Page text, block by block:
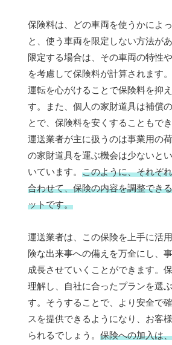
保険料は、どの車両を使うかによ
と、使う車両を限定しない方法が
限定する場合は、その車両の特性
を考慮して保険料が計算されます
運転を心がけることで保険料を抑
す。また、個人の家財道具は補償
とで、保険料を安くすることもで
運送業者が主に扱うのは事業用の
の家財道具を運ぶ機会は少ないと
いています。 このように、それぞ
合わせて、保険の内容を調整でき
ットです。
運送業者は、この保険を上手に活
険な出来事への備えを万全にし、
成長させていくことができます。
理解し、自社に合ったプランを選
す。そうすることで、より安全で
スを提供できるようになり、お客
られるでしょう。 保険への加入は